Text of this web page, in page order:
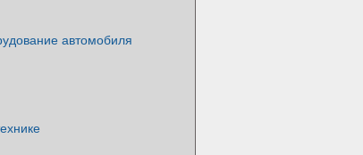
автомобиля